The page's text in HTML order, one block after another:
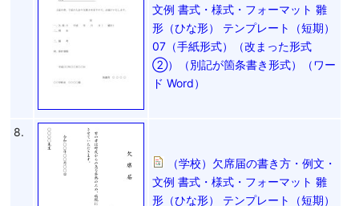
文例 書式・様式・フォーマット 雛
形（ひな形） テンプレート（短期）
07（手紙形式）（改まった形式
②）（別記が箇条書き形式）（ワー
ド Word）
8.
（学校）欠席届の書き方・例文・
文例 書式・様式・フォーマット 雛
形（ひな形） テンプレート（短期）